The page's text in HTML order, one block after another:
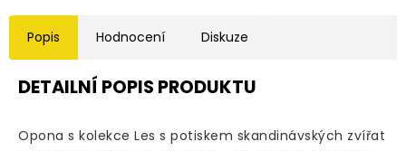
Popis Hodnocení Diskuze
DETAILNÍ POPIS PRODUKTU
Opona s kolekce Les s potiskem skandinávských zvířat